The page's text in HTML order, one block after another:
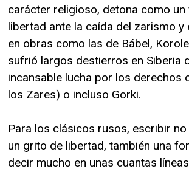
carácter religioso, detona como
libertad ante la caída del zarismo y
en obras como las de Bábel,
sufrió largos destierros en Siberia
incansable lucha por los derechos
los Zares) o incluso Gorki.
Para los clásicos rusos, escribir
un grito de libertad, también una
decir mucho en unas cuantas